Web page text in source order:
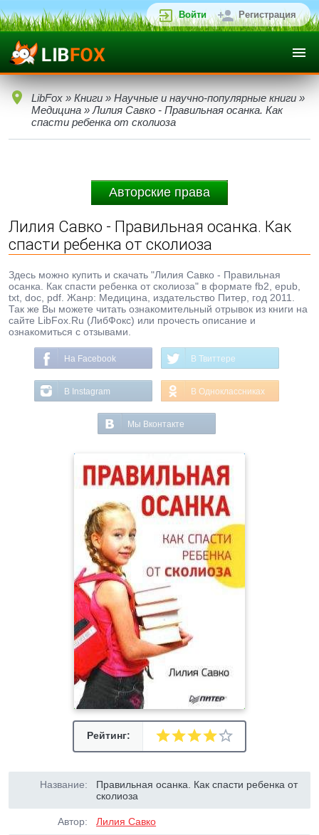
Войти Регистрация
LibFox » Книги » Научные и научно-популярные книги »
Медицина » Лилия Савко - Правильная осанка. Как
спасти ребенка от сколиоза
Авторские права
Лилия Савко - Правильная осанка. Как
спасти ребенка от сколиоза
Здесь можно купить и скачать "Лилия Савко - Правильная
осанка. Как спасти ребенка от сколиоза" в формате fb2, epub,
txt, doc, pdf. Жанр: Медицина, издательство Питер, год 2011.
Так же Вы можете читать ознакомительный отрывок из книги на
сайте LibFox.Ru (ЛибФокс) или прочесть описание и
ознакомиться с отзывами.
На Facebook В Твиттере
В Instagram В Одноклассниках
Мы Вконтакте
Рейтинг:
Название:
Правильная осанка. Как спасти ребенка от
сколиоза
Автор: Лилия Савко